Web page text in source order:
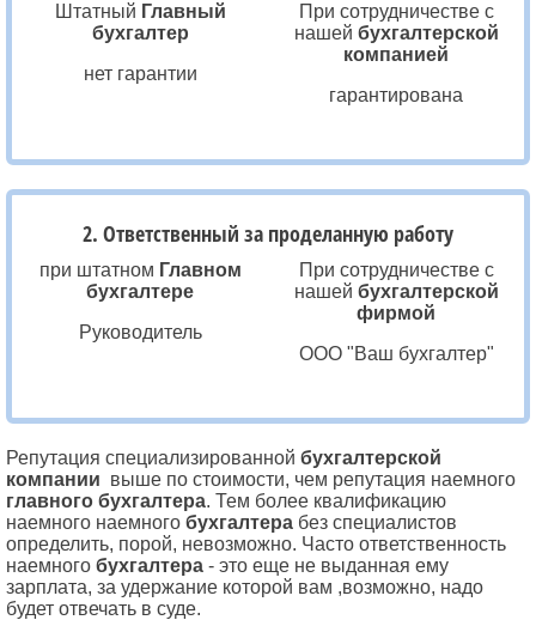
Штатный Главный
бухгалтер
нет гарантии
При сотрудничестве с
нашей бухгалтерской
компанией
гарантирована
2. Ответственный за проделанную работу
при штатном Главном
бухгалтере
Руководитель
При сотрудничестве с
нашей бухгалтерской
фирмой
ООО "Ваш бухгалтер"
Репутация специализированной бухгалтерской
компании выше по стоимости, чем репутация наемного
главного бухгалтера. Тем более квалификацию
наемного наемного бухгалтера без специалистов
определить, порой, невозможно. Часто ответственность
наемного бухгалтера - это еще не выданная ему
зарплата, за удержание которой вам ,возможно, надо
будет отвечать в суде.